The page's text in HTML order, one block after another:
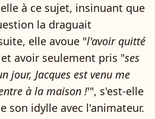
à ce sujet, insinuant que
la draguait
elle avoue "l'avoir quitté
avoir seulement pris "ses
jour, Jacques est venu me
à la maison !'", s'est-elle
son idylle avec l'animateur.